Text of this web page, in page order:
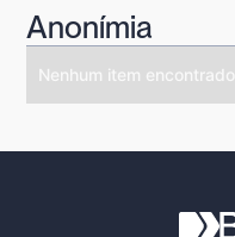
Anonímia
Nenhum item encontrado.